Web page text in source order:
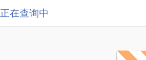
正在查询中